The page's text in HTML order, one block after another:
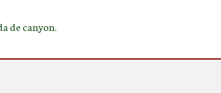
de canyon.